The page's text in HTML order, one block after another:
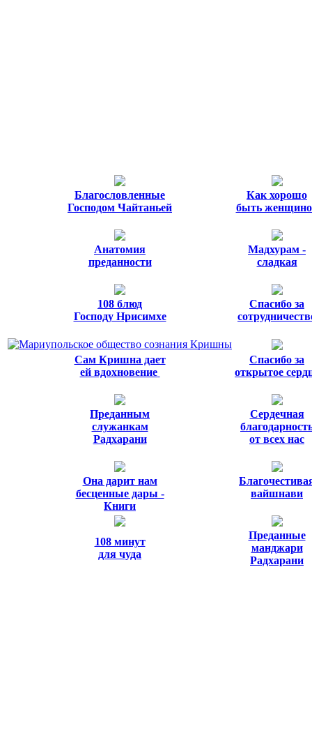
Благословленные
Господом Чайтаньей
Как хорошо
быть
Анатомия
преданности
Мадхурам -
сладкая
108 блюд
Господу Нрисимхе
Спасибо за
Сам Кришна дает
ей вдохновение
Спасибо за
открытое
Преданным
служанкам
Радхарани
Сердечная
от всех нас
Она дарит нам
бесценные дары -
Книги
вайшнави
108 минут
для чуда
Преданные
манджари
Радхарани